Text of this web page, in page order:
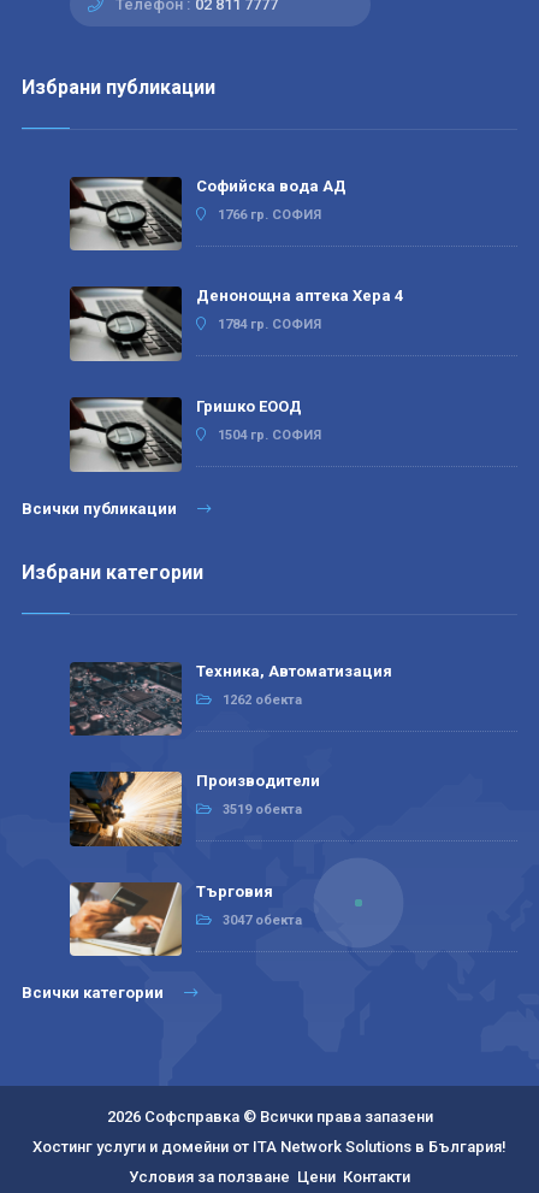
Телефон : 02 811 7777
Избрани публикации
Софийска вода АД
1766 гр. СОФИЯ
Денонощна аптека Хера 4
1784 гр. СОФИЯ
Гришко ЕООД
1504 гр. СОФИЯ
Всички публикации
Избрани категории
Техника, Автоматизация
1262 обекта
Производители
3519 обекта
Търговия
3047 обекта
Всички категории
2026 Софсправка © Всички права запазени
Хостинг услуги и домейни от ITA Network Solutions в България!
Условия за ползване Цени Контакти